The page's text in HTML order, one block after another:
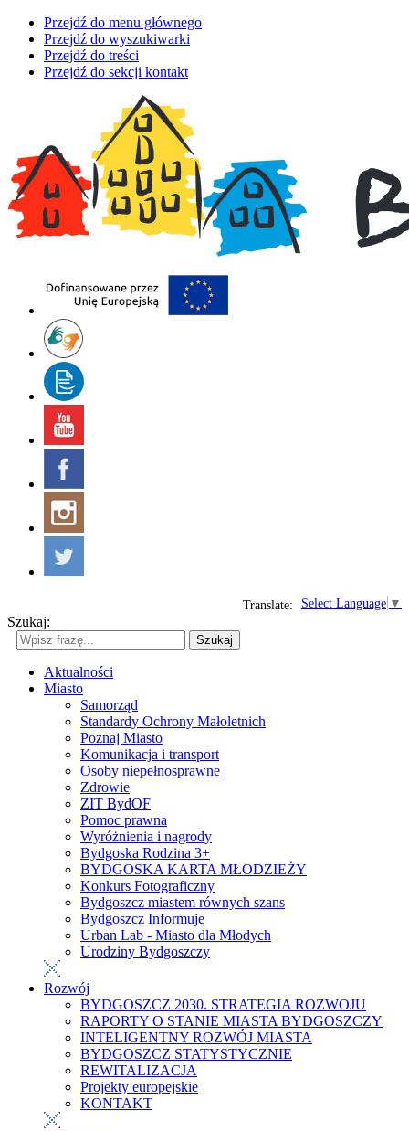
Przejdź do menu głównego
Przejdź do wyszukiwarki
Przejdź do treści
Przejdź do sekcji kontakt
Select Language ▼
Translate:
Szukaj:
Szukaj
Aktualności
Miasto
Samorząd
Standardy Ochrony Małoletnich
Poznaj Miasto
Komunikacja i transport
Osoby niepełnosprawne
Zdrowie
ZIT BydOF
Pomoc prawna
Wyróżnienia i nagrody
Bydgoska Rodzina 3+
BYDGOSKA KARTA MŁODZIEŻY
Konkurs Fotograficzny
Bydgoszcz miastem równych szans
Bydgoszcz Informuje
Urban Lab - Miasto dla Młodych
Urodziny Bydgoszczy
Rozwój
BYDGOSZCZ 2030. STRATEGIA ROZWOJU
RAPORTY O STANIE MIASTA BYDGOSZCZY
INTELIGENTNY ROZWÓJ MIASTA
BYDGOSZCZ STATYSTYCZNIE
REWITALIZACJA
Projekty europejskie
KONTAKT